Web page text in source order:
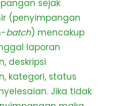
sejak
(penyimpangan
batch) mencakup
laporan
deskripsi
kategori, status
Jika tidak